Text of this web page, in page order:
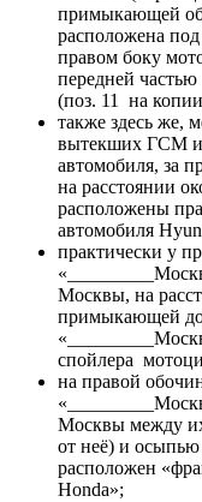
примыкающей
расположена
правом боку
передней
(поз. 11 на
также здесь же,
вытекших ГСМ и
автомобиля, за
на расстоянии
расположены
автомобиля
практически у
Москвы, на
примыкающей
спойлера
на правой
Москвы между
от неё) и осыпью
расположен
Hondа»;